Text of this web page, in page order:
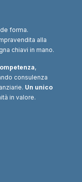
forma.
alla
chiavi in mano.
,
consulenza
Un unico
in valore.